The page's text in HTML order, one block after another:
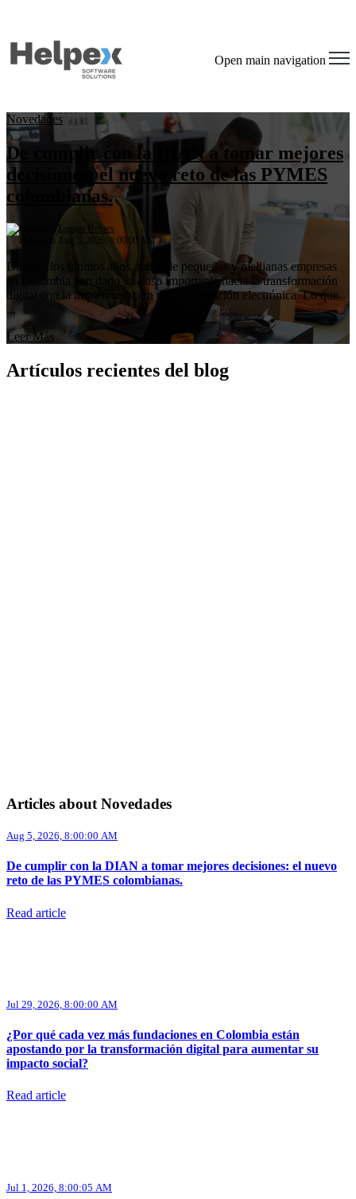
Open main navigation
Novedades
De cumplir con la DIAN a tomar mejores
decisiones: el nuevo reto de las PYMES
colombianas.
byEquipo Helpex
on Aug 5, 2026, 8:00:00 AM
Durante los últimos años, miles de pequeñas y medianas empresas
en Colombia han dado un paso importante hacia la transformación
digital con la implementación de la facturación electrónica. Lo que
...
Leer Más
Artículos recientes del blog
Articles about Novedades
Aug 5, 2026, 8:00:00 AM
De cumplir con la DIAN a tomar mejores decisiones: el nuevo
reto de las PYMES colombianas.
Read article
Jul 29, 2026, 8:00:00 AM
¿Por qué cada vez más fundaciones en Colombia están
apostando por la transformación digital para aumentar su
impacto social?
Read article
Jul 1, 2026, 8:00:05 AM